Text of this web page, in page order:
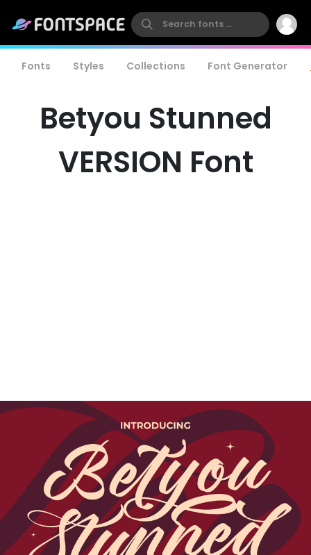
Fonts Styles Collections Font Generator
Betyou Stunned
VERSION Font